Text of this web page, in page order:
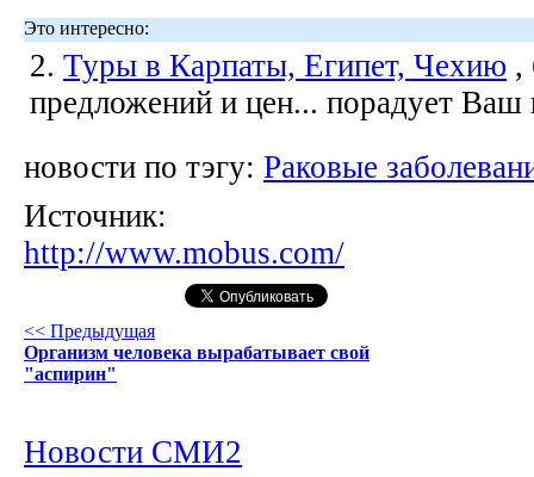
Это интересно:
2. Туры в Карпаты, Египет, Чехию ,
предложений и цен... порадует Ваш
новости по тэгу: Раковые
Источник:
http://www.mobus.com/
<< Предыдущая
Организм человека вырабатывает свой
"аспирин"
Новости СМИ2